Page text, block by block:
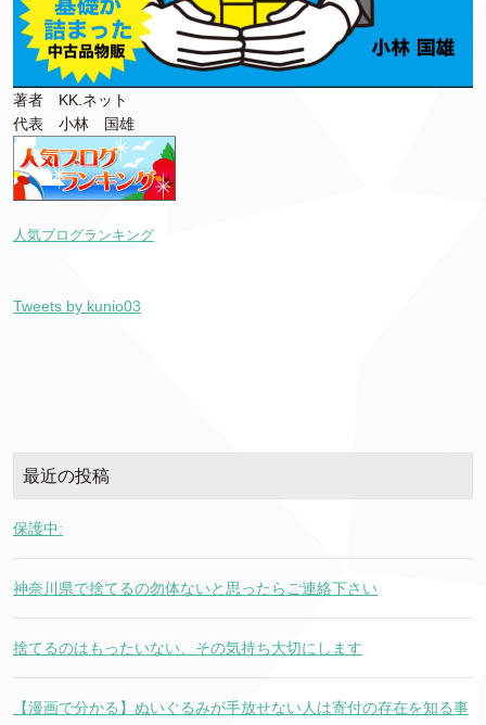
著者 KK.ネット
代表 小林 国雄
人気ブログランキング
Tweets by kunio03
最近の投稿
保護中:
神奈川県で捨てるの勿体ないと思ったらご連絡下さい
捨てるのはもったいない、その気持ち大切にします
【漫画で分かる】ぬいぐるみが手放せない人は寄付の存在を知る事